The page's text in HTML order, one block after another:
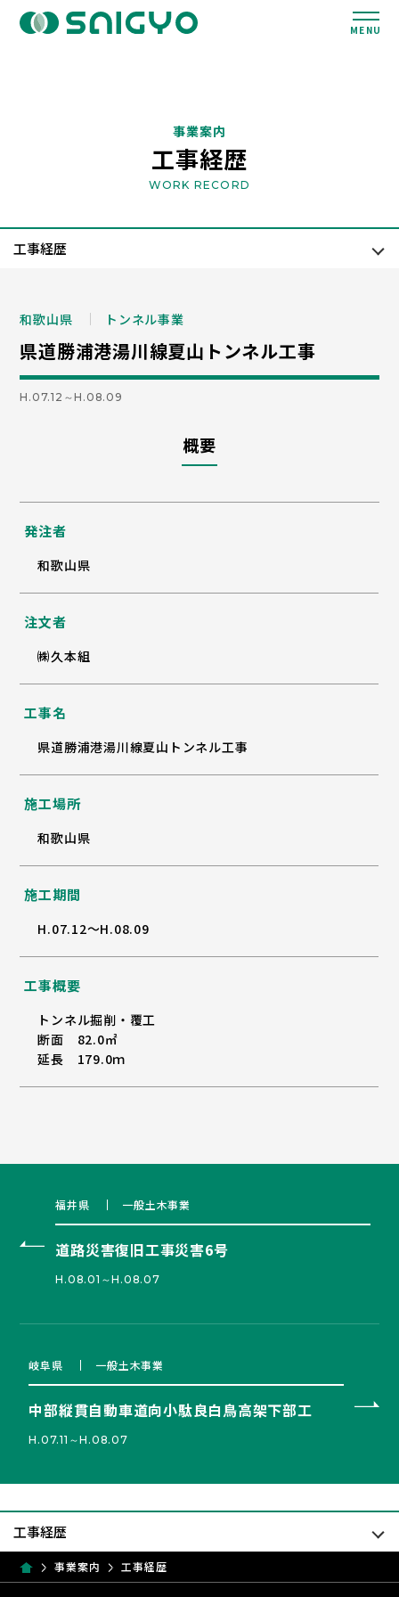
MENU
事業案内
工事経歴
WORK RECORD
和歌山県 トンネル事業
県道勝浦港湯川線夏山トンネル工事
H.07.12～H.08.09
概要
発注者
和歌山県
注文者
㈱久本組
工事名
県道勝浦港湯川線夏山トンネル工事
施工場所
和歌山県
施工期間
H.07.12～H.08.09
工事概要
トンネル掘削・覆工
断面 82.0㎡
延長 179.0ｍ
福井県 一般土木事業
道路災害復旧工事災害6号
H.08.01～H.08.07
岐阜県 一般土木事業
中部縦貫自動車道向小駄良白鳥高架下部工
H.07.11～H.08.07
事業案内 工事経歴